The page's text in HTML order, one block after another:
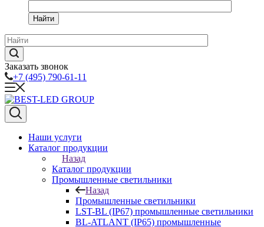
Найти
Заказать звонок
+7 (495) 790-61-11
Наши услуги
Каталог продукции
Назад
Каталог продукции
Промышленные светильники
Назад
Промышленные светильники
LST-BL (IP67) промышленные светильники
BL-ATLANT (IP65) промышленные